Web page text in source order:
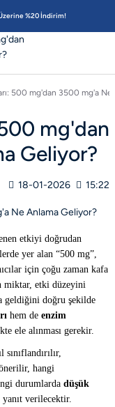
%20 İndirim!
500 mg'dan 3500 mg'a Ne
mg'dan
Geliyor?
18-01-2026 15:22
etkiyi doğrudan
yer alan “500 mg”,
için çoğu zaman kafa
miktar, etki düzeyini
geldiğini doğru şekilde
hem de enzim
ele alınması gerekir.
sınıflandırılır,
hangi
durumlarda düşük
verilecektir.